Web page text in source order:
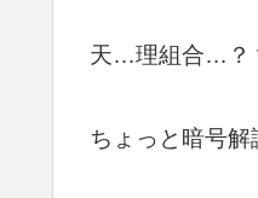
天…理組合…？
ちょっと暗号